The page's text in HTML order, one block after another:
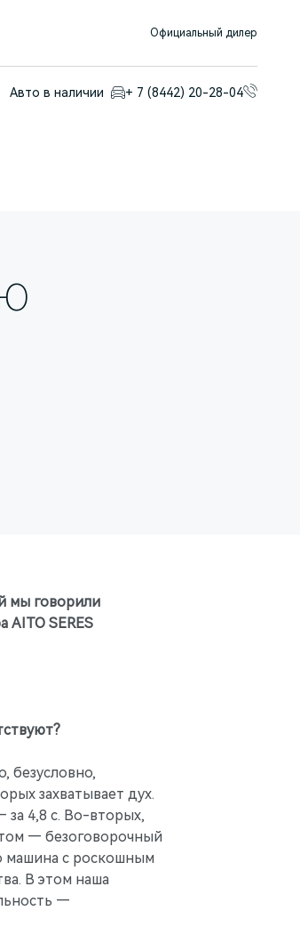
Официальный дилер
Авто в наличии + 7 (8442) 20-28-04
мы говорили
SERES
безусловно,
захватывает дух.
за 4,8 с. Во-вторых,
— безоговорочный
машина с роскошным
В этом наша
—